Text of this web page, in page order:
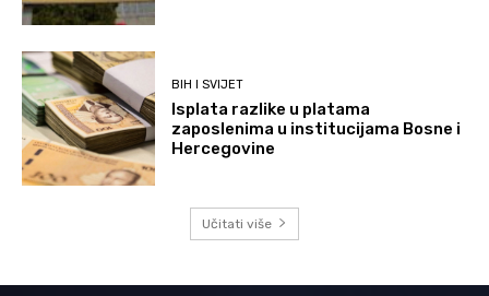
BIH I SVIJET
Isplata razlike u platama
zaposlenima u institucijama Bosne i
Hercegovine
Učitati više